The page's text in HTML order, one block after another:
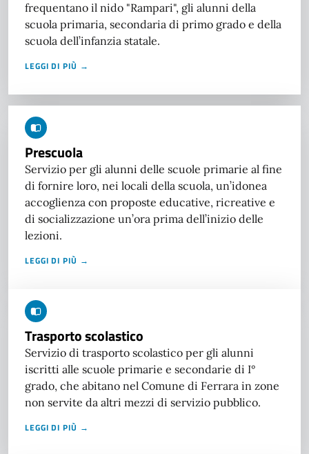
frequentano il nido "Rampari", gli alunni della
scuola primaria, secondaria di primo grado e della
scuola dell’infanzia statale.
LEGGI DI PIÙ →
Prescuola
Servizio per gli alunni delle scuole primarie al fine
di fornire loro, nei locali della scuola, un’idonea
accoglienza con proposte educative, ricreative e
di socializzazione un’ora prima dell’inizio delle
lezioni.
LEGGI DI PIÙ →
Trasporto scolastico
Servizio di trasporto scolastico per gli alunni
iscritti alle scuole primarie e secondarie di I°
grado, che abitano nel Comune di Ferrara in zone
non servite da altri mezzi di servizio pubblico.
LEGGI DI PIÙ →